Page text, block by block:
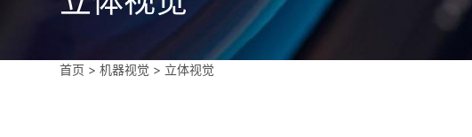
首页 >机器视觉 > 立体视觉